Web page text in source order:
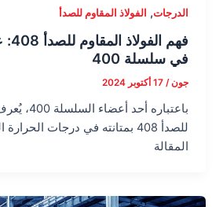
الدرجات, الفولاذ المقاوم للصدأ
فهم
في سلسلة 400
جون/17 أكتوبر 2024
باعتباره
للصدأ 408 بمتانته في درجات
المقالة